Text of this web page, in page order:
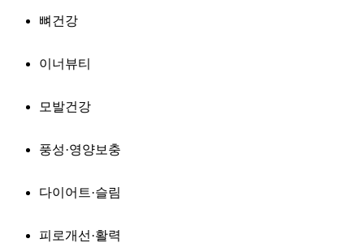
뼈건강
이너뷰티
모발건강
풍성·영양보충
다이어트·슬림
피로개선·활력